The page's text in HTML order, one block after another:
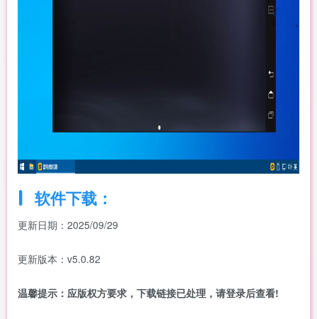
软件下载：
更新日期：2025/09/29
更新版本：v5.0.82
温馨提示：应版权方要求，下载链接已处理，请登录后查看!